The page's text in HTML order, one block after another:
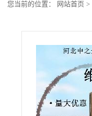
您当前的位置： 网站首页 >